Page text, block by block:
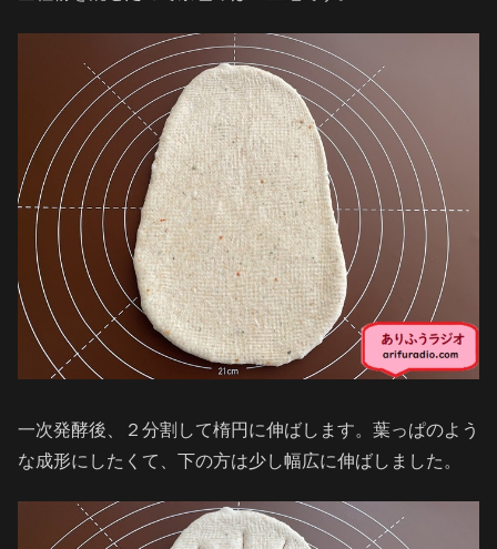
一次発酵後、２分割して楕円に伸ばします。葉っぱのよう
な成形にしたくて、下の方は少し幅広に伸ばしました。